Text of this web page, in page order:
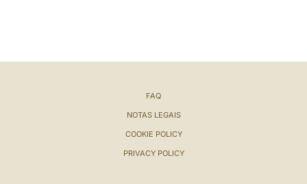
FAQ
NOTAS LEGAIS
COOKIE POLICY
PRIVACY POLICY